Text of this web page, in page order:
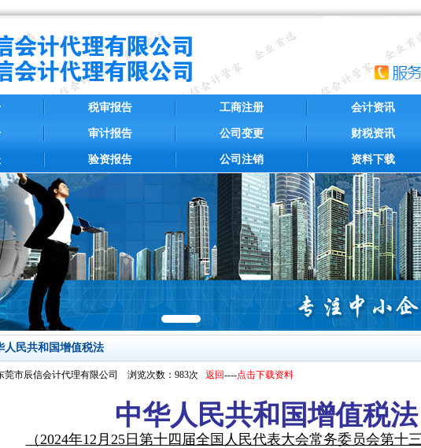
税审报告
审计报告
验资报告
工商注册
公司变更
公司注销
会计资讯
财税资讯
资料下载
人民共和国增值税法
莞市辰信会计代理有限公司 浏览次数：983次 返回----点击下载资料
中华人民共和国增值税法
（2024年12月25日第十四届全国人民代表大会常务委员会第十